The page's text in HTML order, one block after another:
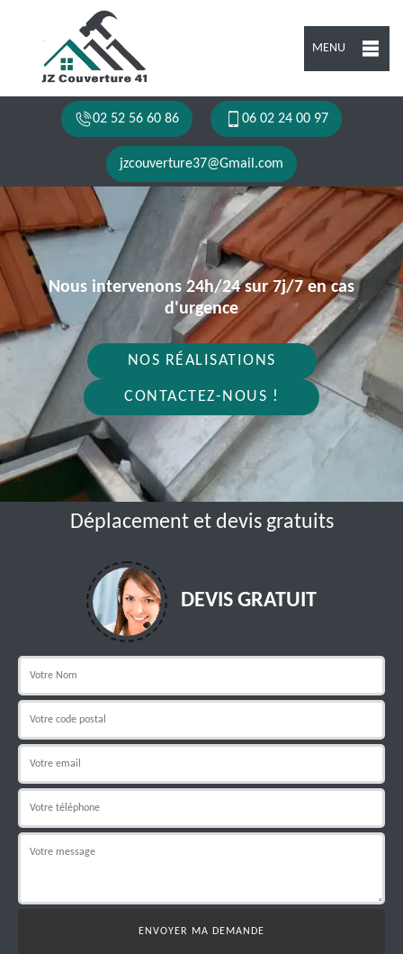
MENU
02 52 56 60 86 06 02 24 00 97
jzcouverture37@Gmail.com
Nous intervenons 24h/24 sur 7j/7 en cas
d'urgence
NOS RÉALISATIONS
CONTACTEZ-NOUS !
Déplacement et devis gratuits
DEVIS GRATUIT